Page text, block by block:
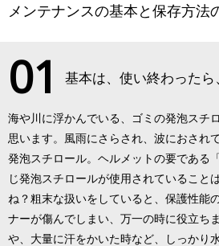
メンテナンスの基本と保存方法
01 基本は、使い終わったら
海や川に浮かんでいる、ゴミの発泡スチ
思います。風雨にさらされ、波におされ
発泡スチロール。ヘルメットの要である
じ発泡スチロールが使用されていること
ね？粗末な扱いをしていると、保護性能
ナーが傷んでしまい、万一の時に役立ち
や、大量に汗をかいた時など、しっかり